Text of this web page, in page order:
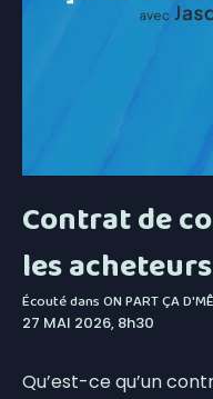
Contrat de
les acheteurs
Écouté dansON PART ÇA
27 MAI 2026, 8h30
Qu’est-ce qu’un